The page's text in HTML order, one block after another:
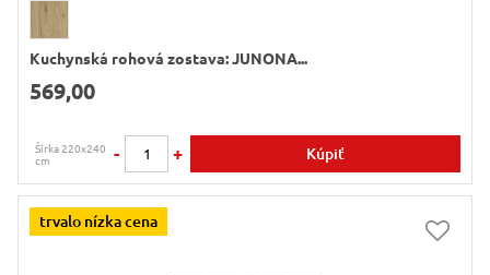
Kuchynská rohová zostava: JUNONA...
569,00
Šírka 220x240
cm
- + Kúpiť
trvalo nízka cena